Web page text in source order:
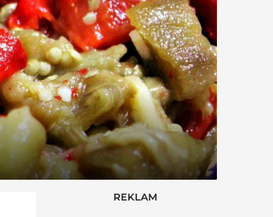
REKLAM